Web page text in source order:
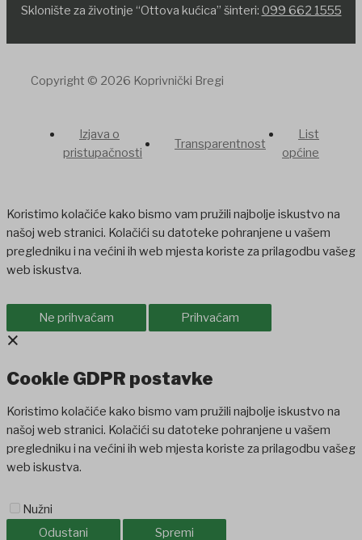
Sklonište za životinje “Ottova kućica” šinteri: 099 662 1555
Copyright © 2026 Koprivnički Bregi
Izjava o
pristupačnosti
Transparentnost
List
općine
Koristimo kolačiće kako bismo vam pružili najbolje iskustvo na
našoj web stranici. Kolačići su datoteke pohranjene u vašem
pregledniku i na većini ih web mjesta koriste za prilagodbu vašeg
web iskustva.
Ne prihvaćam Prihvaćam
×
Cookie GDPR postavke
Koristimo kolačiće kako bismo vam pružili najbolje iskustvo na
našoj web stranici. Kolačići su datoteke pohranjene u vašem
pregledniku i na većini ih web mjesta koriste za prilagodbu vašeg
web iskustva.
Nužni
Odustani
Spremi